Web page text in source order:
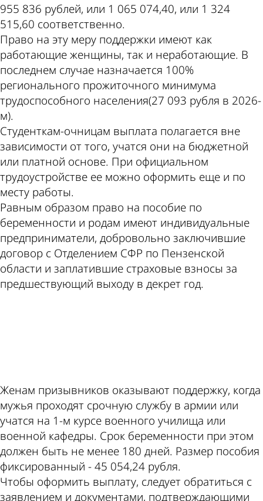
955 836 рублей, или 1 065 074,40, или 1 324
515,60 соответственно.
Право на эту меру поддержки имеют как
работающие женщины, так и неработающие. В
последнем случае назначается 100%
регионального прожиточного минимума
трудоспособного населения(27 093 рубля в 2026-
м).
Студенткам-очницам выплата полагается вне
зависимости от того, учатся они на бюджетной
или платной основе. При официальном
трудоустройстве ее можно оформить еще и по
месту работы.
Равным образом право на пособие по
беременности и родам имеют индивидуальные
предприниматели, добровольно заключившие
договор с Отделением СФР по Пензенской
области и заплатившие страховые взносы за
предшествующий выходу в декрет год.
Женам призывников оказывают поддержку, когда
мужья проходят срочную службу в армии или
учатся на 1-м курсе военного училища или
военной кафедры. Срок беременности при этом
должен быть не менее 180 дней. Размер пособия
фиксированный - 45 054,24 рубля.
Чтобы оформить выплату, следует обратиться с
заявлением и документами, подтверждающими